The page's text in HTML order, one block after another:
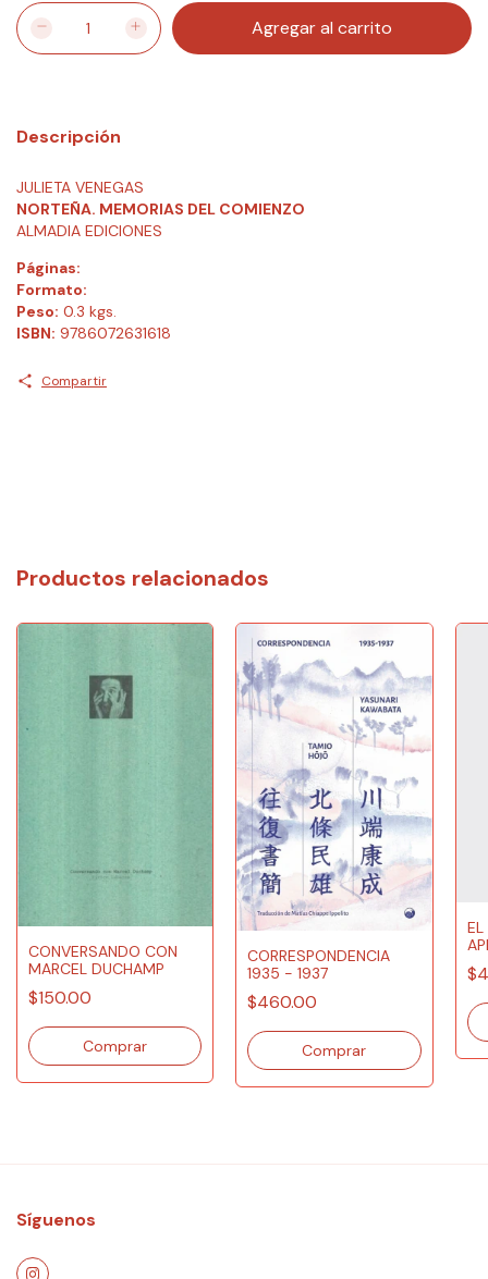
Descripción
JULIETA VENEGAS
NORTEÑA. MEMORIAS DEL COMIENZO
ALMADIA EDICIONES
Páginas:
Formato:
Peso: 0.3 kgs.
ISBN: 9786072631618
Compartir
Productos relacionados
CONVERSANDO CON
MARCEL DUCHAMP
$150.00
CORRESPONDENCIA
1935 - 1937
$460.00
Síguenos